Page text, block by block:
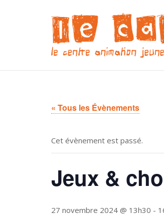
« Tous les Évènements
Cet évènement est passé.
Jeux &
27 novembre 2024 @ 13h30 -